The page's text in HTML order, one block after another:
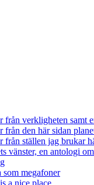
från verkligheten samt
från den här sidan
från ställen jag brukar
vänster, en antologi
som megafoner
a nice place